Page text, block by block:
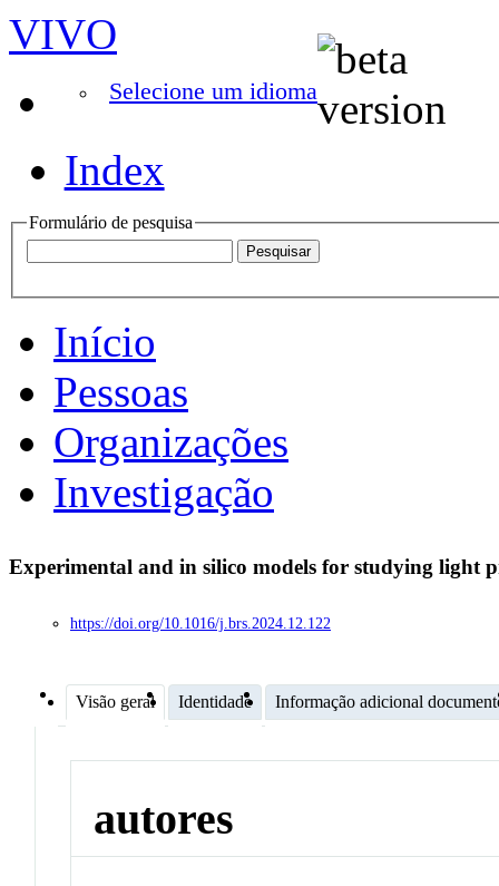
VIVO
Selecione um idioma
Index
Formulário de pesquisa
Início
Pessoas
Organizações
Investigação
Experimental and in silico models for studying light
https://doi.org/10.1016/j.brs.2024.12.122
Visão geral Identidade Informação adicional
autores